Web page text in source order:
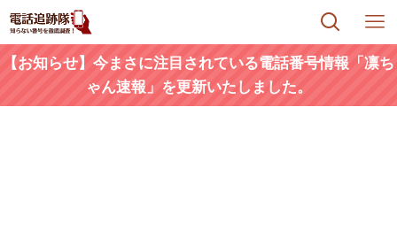
【お知らせ】今まさに注目されている電話番号情報「凛ち
ゃん速報」を更新いたしました。